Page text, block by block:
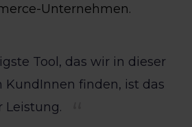
Unternehmen.
Tool, das wir in dieser
KundInnen finden, ist das
Leistung.